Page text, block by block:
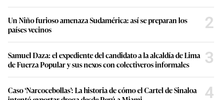
Un Niño furioso amenaza Sudamérica: así se preparan los
países vecinos
2
Samuel Daza: el expediente del candidato a la alcaldía de Lima
de Fuerza Popular y sus nexos con colectiveros informales
3
Caso ‘Narcocebollas’: La historia de cómo el Cartel de Sinaloa
4